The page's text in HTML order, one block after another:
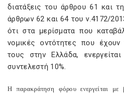
διατάξεις του άρθρου 61 και
άρθρων 62 και 64 του ν.4172/
ότι στα μερίσματα που
νομικές οντότητες που
τους στην Ελλάδα,
συντελεστή 10%.
Η παρακράτηση φόρου ενεργείται